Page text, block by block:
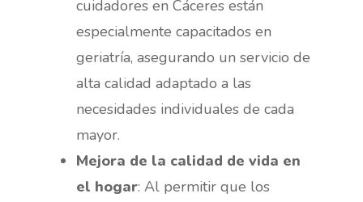
cuidadores en Cáceres están
especialmente capacitados en
geriatría, asegurando un servicio de
alta calidad adaptado a las
necesidades individuales de cada
mayor.
Mejora de la calidad de vida en
el hogar: Al permitir que los